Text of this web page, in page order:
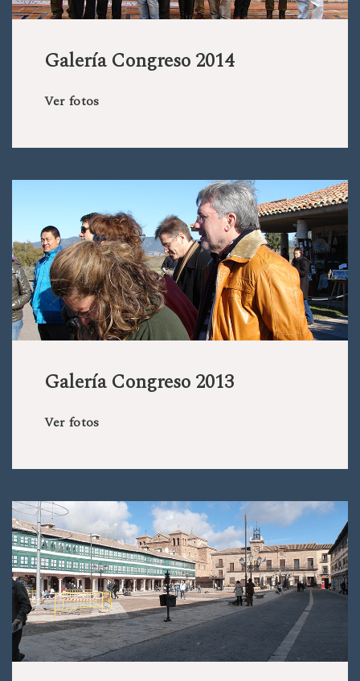
Galería Congreso 2014
Ver fotos
Galería Congreso 2013
Ver fotos